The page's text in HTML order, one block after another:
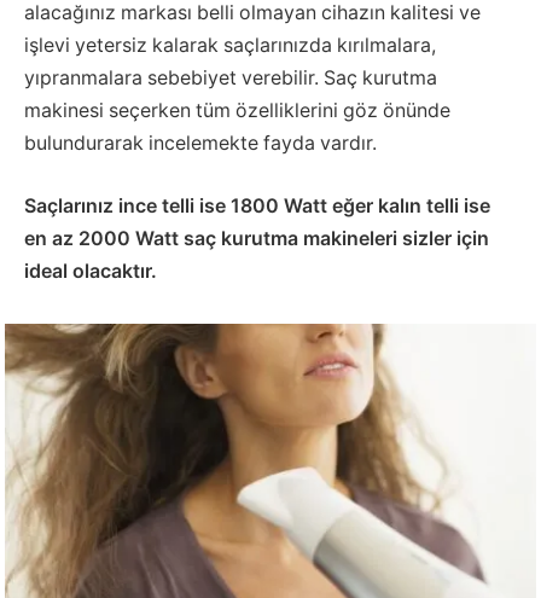
alacağınız markası belli olmayan cihazın kalitesi ve
işlevi yetersiz kalarak saçlarınızda kırılmalara,
yıpranmalara sebebiyet verebilir. Saç kurutma
makinesi seçerken tüm özelliklerini göz önünde
bulundurarak incelemekte fayda vardır.
Saçlarınız ince telli ise 1800 Watt eğer kalın telli ise
en az 2000 Watt saç kurutma makineleri sizler için
ideal olacaktır.